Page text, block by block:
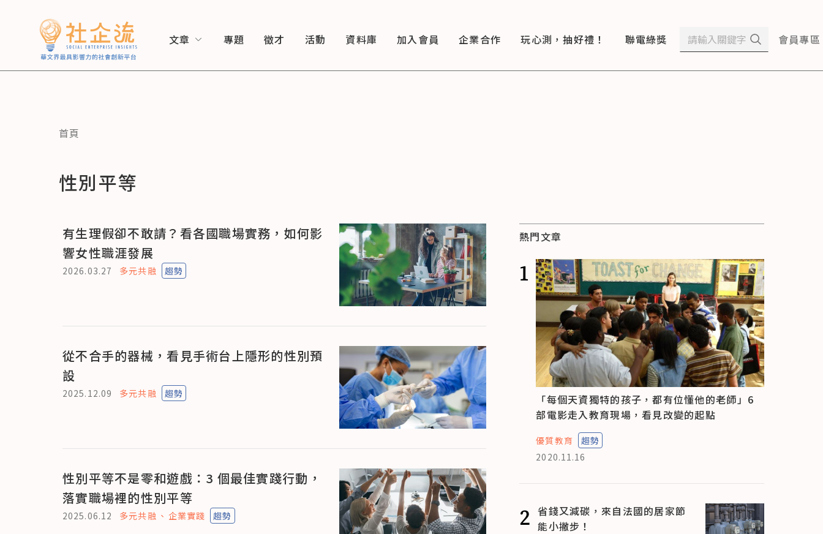
文章 專題 徵才 活動 資料庫 加入會員 企業合作 玩心測，抽好禮！ 聯電綠獎 會員專區
首頁
性別平等
有生理假卻不敢請？看各國職場實務，如何影
響女性職涯發展
2026.03.27 多元共融 趨勢
從不合手的器械，看見手術台上隱形的性別預
設
2025.12.09 多元共融 趨勢
性別平等不是零和遊戲：3 個最佳實踐行動，
落實職場裡的性別平等
2025.06.12 多元共融 企業實踐 趨勢
熱門文章
1
「每個天資獨特的孩子，都有位懂他的老師」6
部電影走入教育現場，看見改變的起點
優質教育
趨勢
2020.11.16
2 省錢又減碳，來自法國的居家節
能小撇步！